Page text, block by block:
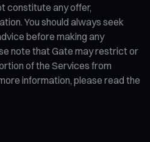
constitute any offer,
You should always seek
before making any
note that Gate may restrict or
of the Services from
information, please read the